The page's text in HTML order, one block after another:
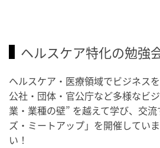
ヘルスケア特化の勉強
ヘルスケア・医療領域でビジネス
公社・団体・官公庁など多様なビ
業・業種の壁” を越えて学び、交
ズ・ミートアップ」を開催してい
い！